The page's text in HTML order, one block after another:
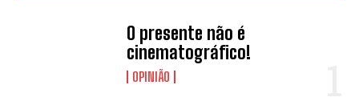
O presente não é
cinematográfico!
OPINIÃO